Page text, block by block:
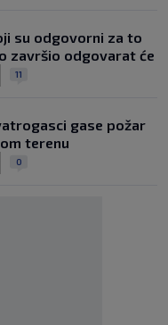
su odgovorni za to
završio odgovarat će
11
gase požar
terenu
0